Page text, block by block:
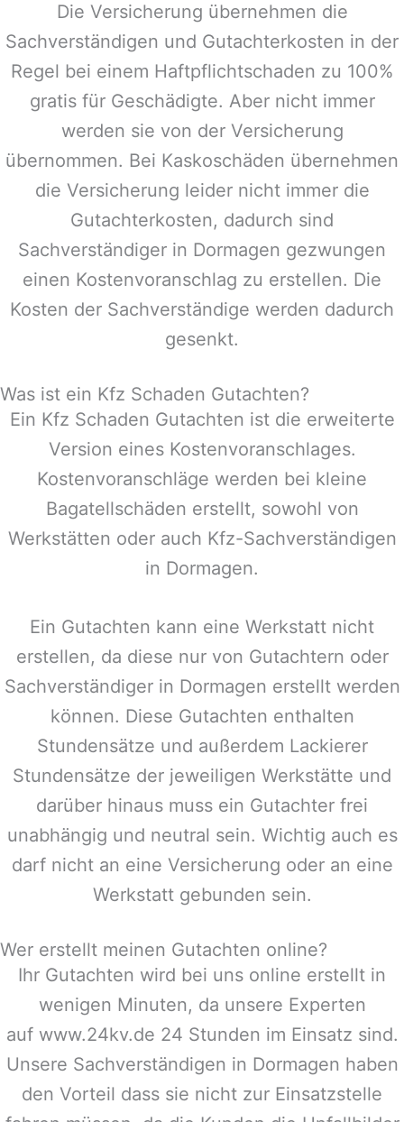
Die Versicherung übernehmen die
Sachverständigen und Gutachterkosten in der
Regel bei einem Haftpflichtschaden zu 100%
gratis für Geschädigte. Aber nicht immer
werden sie von der Versicherung
übernommen. Bei Kaskoschäden übernehmen
die Versicherung leider nicht immer die
Gutachterkosten, dadurch sind
Sachverständiger in Dormagen gezwungen
einen Kostenvoranschlag zu erstellen. Die
Kosten der Sachverständige werden dadurch
gesenkt.
Was ist ein Kfz Schaden Gutachten?
Ein Kfz Schaden Gutachten ist die erweiterte
Version eines Kostenvoranschlages.
Kostenvoranschläge werden bei kleine
Bagatellschäden erstellt, sowohl von
Werkstätten oder auch Kfz-Sachverständigen
in Dormagen.
Ein Gutachten kann eine Werkstatt nicht
erstellen, da diese nur von Gutachtern oder
Sachverständiger in Dormagen erstellt werden
können. Diese Gutachten enthalten
Stundensätze und außerdem Lackierer
Stundensätze der jeweiligen Werkstätte und
darüber hinaus muss ein Gutachter frei
unabhängig und neutral sein. Wichtig auch es
darf nicht an eine Versicherung oder an eine
Werkstatt gebunden sein.
Wer erstellt meinen Gutachten online?
Ihr Gutachten wird bei uns online erstellt in
wenigen Minuten, da unsere Experten
auf www.24kv.de 24 Stunden im Einsatz sind.
Unsere Sachverständigen in Dormagen haben
den Vorteil dass sie nicht zur Einsatzstelle